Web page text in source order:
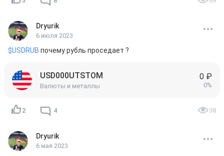
Dryurik
6 июля 2023
$USDRUB почему рубль проседает ?
USD000UTSTOM
Валюты и металлы
0 ₽
0%
2 4 38
Dryurik
6 мая 2023